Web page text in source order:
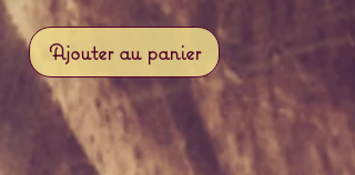
Ajouter au panier